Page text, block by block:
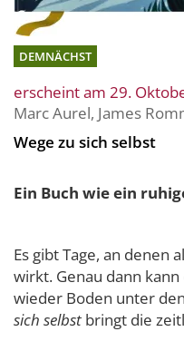
DEMNÄCHST
erscheint am 29.
Marc Aurel, James
Wege zu sich selbst
Ein Buch wie ein
Es gibt Tage, an denen
wirkt. Genau dann
wieder Boden unter
sich selbst bringt die